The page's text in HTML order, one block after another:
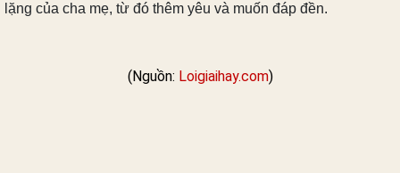
lặng của cha mẹ, từ đó thêm yêu và muốn đáp đền.
(Nguồn: Loigiaihay.com)